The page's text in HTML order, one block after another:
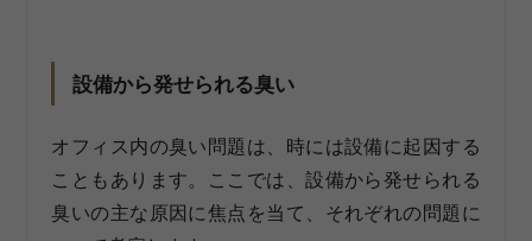
設備から発せられる臭い
オフィス内の臭い問題は、時には設備に起因する
こともあります。ここでは、設備から発せられる
臭いの主な原因に焦点を当て、それぞれの問題に